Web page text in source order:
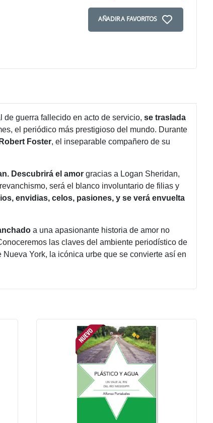
AÑADIR A FAVORITOS
de guerra fallecido en acto de servicio, se traslada
el periódico más prestigioso del mundo. Durante
Foster, el inseparable compañero de su
Descubrirá el amor gracias a Logan Sheridan,
será el blanco involuntario de filias y
envidias, celos, pasiones, y se verá envuelta
a una apasionante historia de amor no
las claves del ambiente periodístico de
York, la icónica urbe que se convierte así en